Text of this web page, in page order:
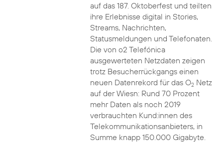
auf das 187. Oktoberfest und teilten
ihre Erlebnisse digital in Stories,
Streams, Nachrichten,
Statusmeldungen und Telefonaten.
Die von o2 Telefónica
ausgewerteten Netzdaten zeigen
trotz Besucherrückgangs einen
neuen Datenrekord für das O2Netz
auf der Wiesn: Rund 70 Prozent
mehr Daten als noch 2019
verbrauchten Kund:innen des
Telekommunikationsanbieters, in
Summe knapp 150.000 Gigabyte.